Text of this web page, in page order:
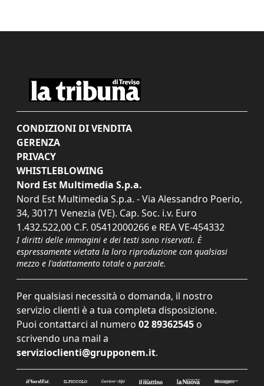
CONDIZIONI DI VENDITA
GERENZA
PRIVACY
WHISTLEBLOWING
Nord Est Multimedia S.p.a.
Nord Est Multimedia S.p.a. - Via Alessandro Poerio,
34, 30171 Venezia (VE). Cap. Soc. i.v. Euro
1.432.522,00 C.F. 05412000266 e REA VE-454332
I diritti delle immagini e dei testi sono riservati. È
espressamente vietata la loro riproduzione con qualsiasi
mezzo e l'adattamento totale o parziale.
Per qualsiasi necessità o domanda, il nostro
servizio clienti è a tua completa disposizione.
Puoi contattarci al numero 02 89362545 o
scrivendo una mail a
servizioclienti@grupponem.it.